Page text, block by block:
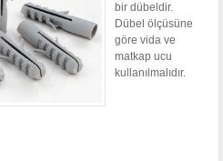
bir dübeldir.
Dübel ölçüsüne
göre vida ve
matkap ucu
kullanılmalıdır.